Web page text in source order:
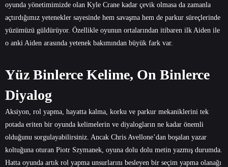
oyunda yönetimimizde olan Kyle Crane kadar çevik olmasa da zamanla
açtırdığımız yetenekler sayesinde hem savaşma hem de parkur süreçlerinde
yüzümüzü güldürüyor. Özellikle oyunun ortalarından itibaren ilk Aiden ile
o anki Aiden arasında yetenek bakımından büyük fark var.
Yüz Binlerce Kelime, On Binlerce
Diyalog
Aksiyon, rol yapma, hayatta kalma, korku ve parkur mekaniklerini tek
potada eriten bir oyunda kelimelerin ve diyalogların ne kadar önemli
olduğunu sorgulayabilirsiniz. Ancak Chris Avellone’dan boşalan yazar
koltuğuna oturan Piotr Szymanek, oyuna dolu dolu metin yazmış durumda.
Hatta oyunda artık rol yapma unsurlarını besleyen bir seçim yapma olanağı